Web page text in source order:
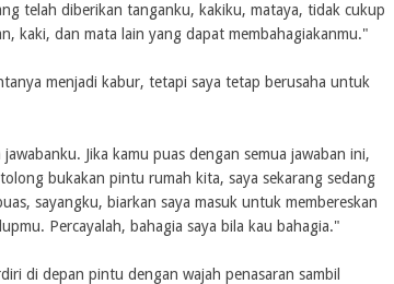
telah diberikan tanganku, kakiku, mataya, tidak cukup
kaki, dan mata lain yang dapat membahagiakanmu."
menjadi kabur, tetapi saya tetap berusaha untuk
Jika kamu puas dengan semua jawaban ini,
bukakan pintu rumah kita, saya sekarang sedang
sayangku, biarkan saya masuk untuk membereskan
Percayalah, bahagia saya bila kau bahagia."
di depan pintu dengan wajah penasaran sambil